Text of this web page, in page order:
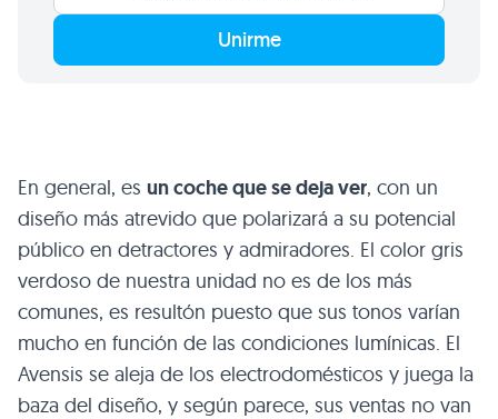
Unirme
En general, es un coche que se deja ver, con un
diseño más atrevido que polarizará a su potencial
público en detractores y admiradores. El color gris
verdoso de nuestra unidad no es de los más
comunes, es resultón puesto que sus tonos varían
mucho en función de las condiciones lumínicas. El
Avensis se aleja de los electrodomésticos y juega la
baza del diseño, y según parece, sus ventas no van